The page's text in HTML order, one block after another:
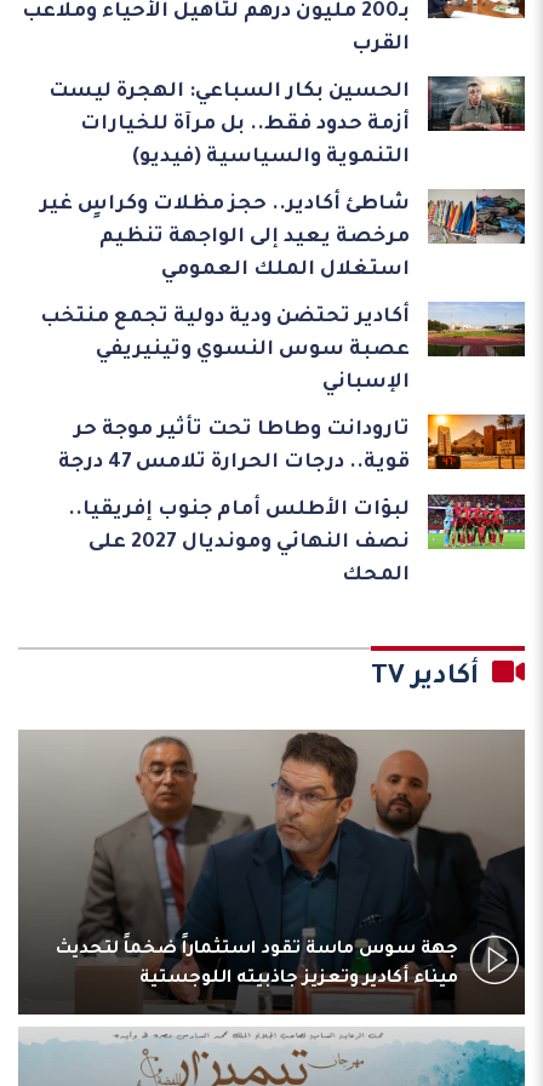
بـ200 مليون درهم لتأهيل الأحياء وملاعب
القرب
الحسين بكار السباعي: الهجرة ليست
أزمة حدود فقط.. بل مرآة للخيارات
التنموية والسياسية (فيديو)
شاطئ أكادير.. حجز مظلات وكراسٍ غير
مرخصة يعيد إلى الواجهة تنظيم
استغلال الملك العمومي
أكادير تحتضن ودية دولية تجمع منتخب
عصبة سوس النسوي وتينيريفي
الإسباني
تارودانت وطاطا تحت تأثير موجة حر
قوية.. درجات الحرارة تلامس 47 درجة
لبؤات الأطلس أمام جنوب إفريقيا..
نصف النهائي ومونديال 2027 على
المحك
أكادير TV
جهة سوس ماسة تقود استثماراً ضخماً لتحديث
ميناء أكادير وتعزيز جاذبيته اللوجستية